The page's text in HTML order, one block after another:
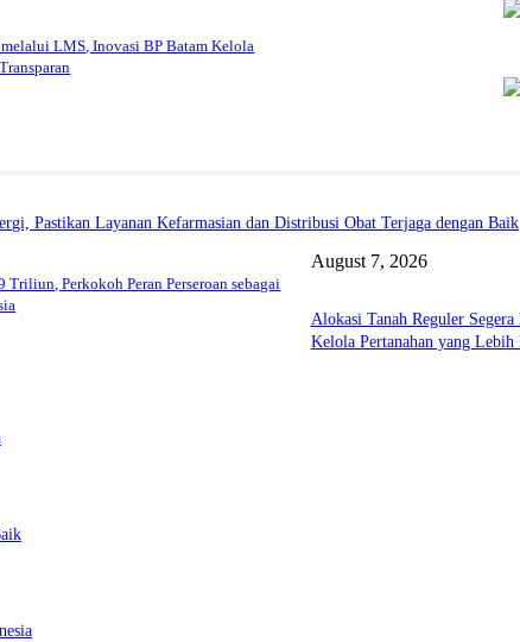
LMS, Inovasi BP Batam Kelola
Perkokoh Peran Perseroan sebagai
Pastikan Layanan Kefarmasian dan Distribusi Obat Terjaga dengan Baik
August 7, 2026
Alokasi Tanah Reguler
Kelola Pertanahan yang Lebih